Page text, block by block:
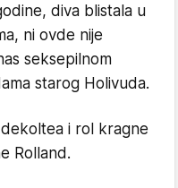
diva blistala u
ni ovde nije
seksepilnom
starog Holivuda.
i rol kragne
Rolland.